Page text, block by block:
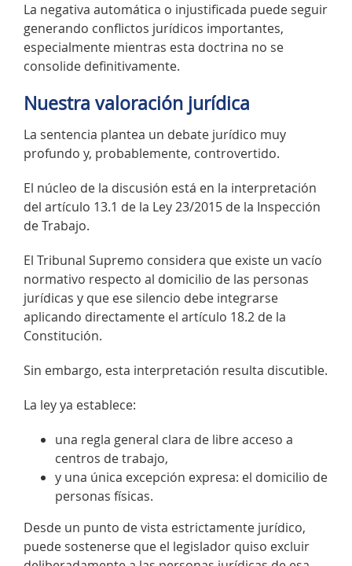
La negativa automática o injustificada puede seguir
generando conflictos jurídicos importantes,
especialmente mientras esta doctrina no se
consolide definitivamente.
Nuestra valoración jurídica
La sentencia plantea un debate jurídico muy
profundo y, probablemente, controvertido.
El núcleo de la discusión está en la interpretación
del artículo 13.1 de la Ley 23/2015 de la Inspección
de Trabajo.
El Tribunal Supremo considera que existe un vacío
normativo respecto al domicilio de las personas
jurídicas y que ese silencio debe integrarse
aplicando directamente el artículo 18.2 de la
Constitución.
Sin embargo, esta interpretación resulta discutible.
La ley ya establece:
una regla general clara de libre acceso a
centros de trabajo,
y una única excepción expresa: el domicilio de
personas físicas.
Desde un punto de vista estrictamente jurídico,
puede sostenerse que el legislador quiso excluir